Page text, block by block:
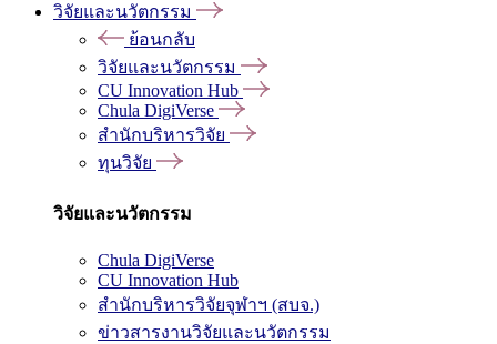
วิจัยและนวัตกรรม
ย้อนกลับ
วิจัยและนวัตกรรม
CU Innovation Hub
Chula DigiVerse
สำนักบริหารวิจัย
ทุนวิจัย
วิจัยและนวัตกรรม
Chula DigiVerse
CU Innovation Hub
สำนักบริหารวิจัยจุฬาฯ (สบจ.)
ข่าวสารงานวิจัยและนวัตกรรม